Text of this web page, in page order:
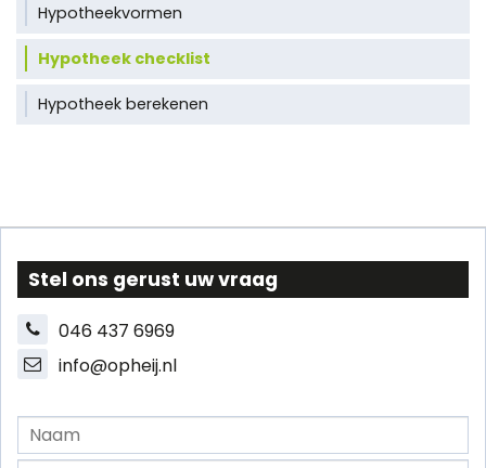
Hypotheekvormen
Hypotheek checklist
Hypotheek berekenen
Stel ons gerust uw vraag
046 437 6969
info@opheij.nl